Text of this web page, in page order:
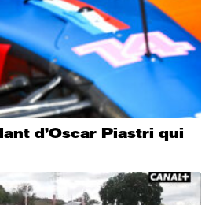
d’Oscar Piastri qui